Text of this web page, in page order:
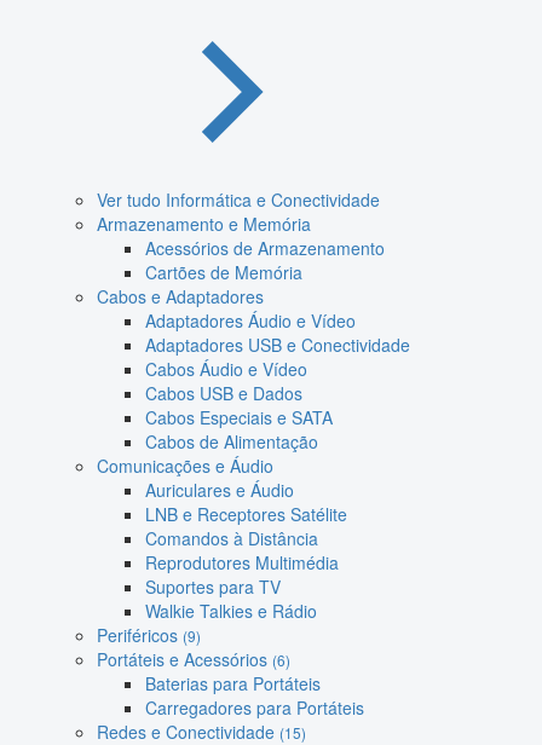
Ver tudo Informática e Conectividade
Armazenamento e Memória
Acessórios de Armazenamento
Cartões de Memória
Cabos e Adaptadores
Adaptadores Áudio e Vídeo
Adaptadores USB e Conectividade
Cabos Áudio e Vídeo
Cabos USB e Dados
Cabos Especiais e SATA
Cabos de Alimentação
Comunicações e Áudio
Auriculares e Áudio
LNB e Receptores Satélite
Comandos à Distância
Reprodutores Multimédia
Suportes para TV
Walkie Talkies e Rádio
Periféricos (9)
Portáteis e Acessórios (6)
Baterias para Portáteis
Carregadores para Portáteis
Redes e Conectividade (15)